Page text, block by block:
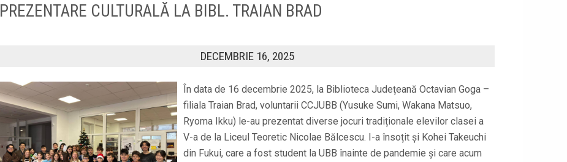
PREZENTARE CULTURALĂ LA BIBL. TRAIAN BRAD
DECEMBRIE 16, 2025
În data de 16 decembrie 2025, la Biblioteca Județeană Octavian Goga –
filiala Traian Brad, voluntarii CCJUBB (Yusuke Sumi, Wakana Matsuo,
Ryoma Ikku) le-au prezentat diverse jocuri tradiționale elevilor clasei a
V-a de la Liceul Teoretic Nicolae Bălcescu. I-a însoțit și Kohei Takeuchi
din Fukui, care a fost student la UBB înainte de pandemie și care acum